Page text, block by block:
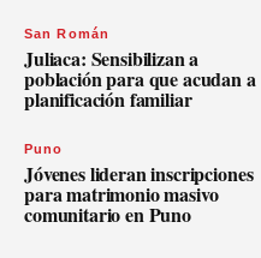
San Román
Juliaca: Sensibilizan a
población para que acudan a
planificación familiar
Puno
Jóvenes lideran inscripciones
para matrimonio masivo
comunitario en Puno